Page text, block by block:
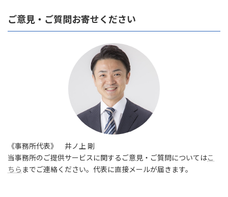
ご意見・ご質問お寄せください
《事務所代表》 井ノ上 剛
当事務所のご提供サービスに関するご意見・ご質問についてはこ
ちら までご連絡ください。代表に直接メールが届きます。